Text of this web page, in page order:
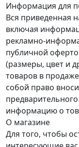
Информация для
Вся приведенная
включая
рекламно-
публичной
(размеры, цвет и
товаров в
собой право
информацию о
О магазине
Для того, чтобы